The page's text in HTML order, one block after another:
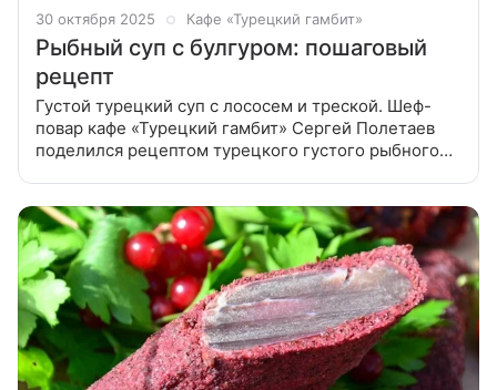
30 октября 2025 Кафе «Турецкий гамбит»
Рыбный суп с булгуром: пошаговый
рецепт
Густой турецкий суп с лососем и треской. Шеф-
повар кафе «Турецкий гамбит» Сергей Полетаев
поделился рецептом турецкого густого рыбного
рыбный бульон. Для этого